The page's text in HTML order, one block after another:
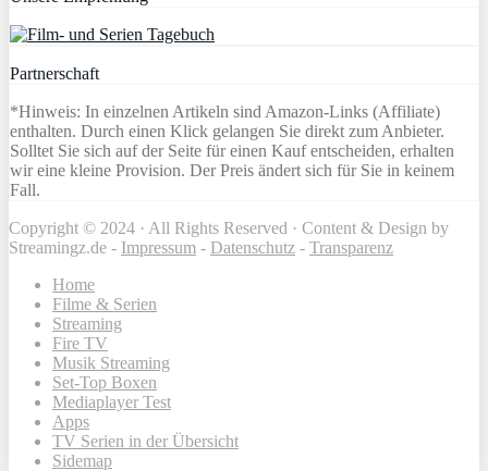
Partnerschaft
*Hinweis: In einzelnen Artikeln sind Amazon-Links (Affiliate)
enthalten. Durch einen Klick gelangen Sie direkt zum Anbieter.
Solltet Sie sich auf der Seite für einen Kauf entscheiden, erhalten
wir eine kleine Provision. Der Preis ändert sich für Sie in keinem
Fall.
Copyright © 2024 · All Rights Reserved · Content & Design by
Streamingz.de - Impressum - Datenschutz - Transparenz
Home
Filme & Serien
Streaming
Fire TV
Musik Streaming
Set-Top Boxen
Mediaplayer Test
Apps
TV Serien in der Übersicht
Sidemap